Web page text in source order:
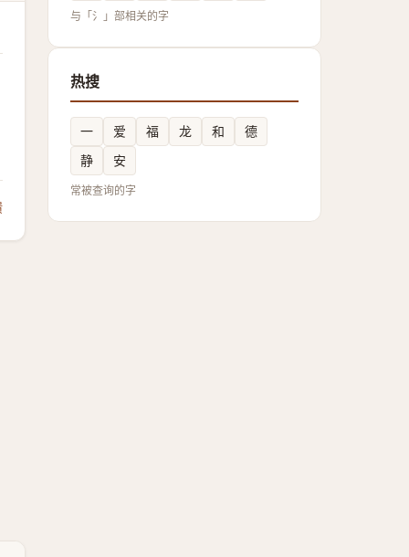
与「氵」部相关的字
热搜
一 爱 福 龙 和
德
静
安
常被查询的字